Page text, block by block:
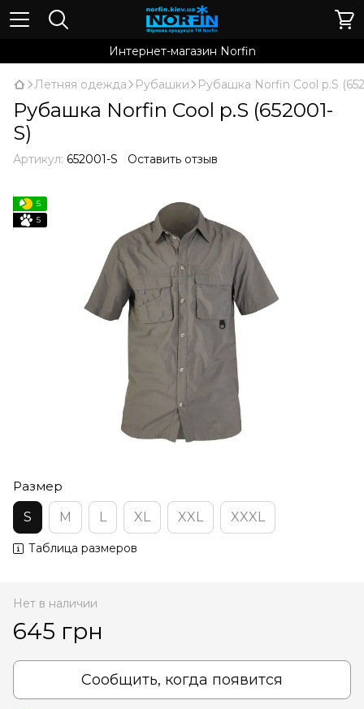
Интернет-магазин Norfin
Летняя одежда Рубашки Рубашка Norfin Cool p.S
Рубашка Norfin Cool p.S (652001-
S)
Артикул: 652001-S Оставить отзыв
5
5
Размер
S
M L XL XXL XXXL
Таблица размеров
Нет в наличии
645 грн
Сообщить, когда появится